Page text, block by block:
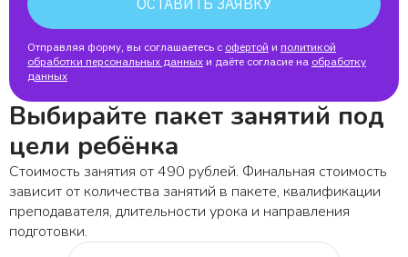
Отправляя форму, вы соглашаетесь с офертой и политикой
обработки персональных данных и даёте согласие на обработку
данных
Выбирайте пакет занятий под
цели ребёнка
Стоимость занятия от 490 рублей. Финальная стоимость
зависит от количества занятий в пакете, квалификации
преподавателя, длительности урока и направления
подготовки.